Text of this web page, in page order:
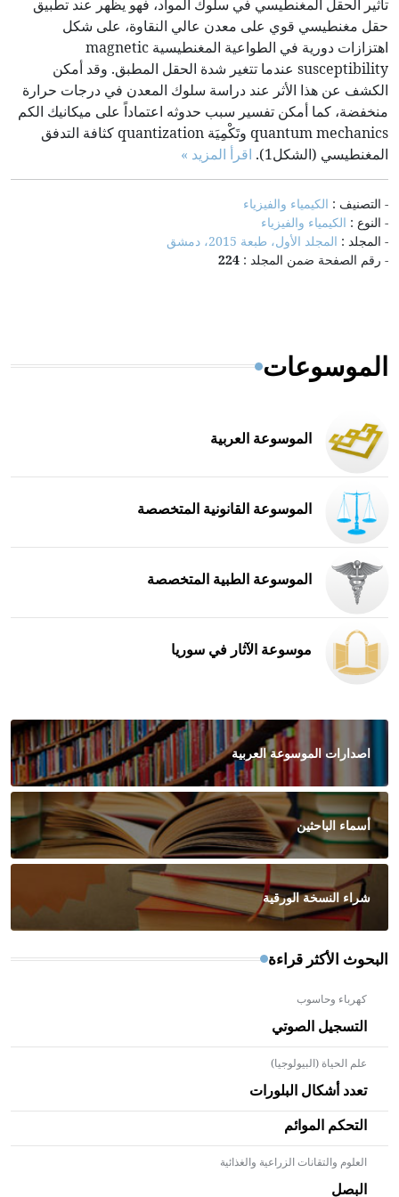
تأثير الحقل المغنطيسي في سلوك المواد، فهو يظهر عند تطبيق
حقل مغنطيسي قوي على معدن عالي النقاوة، على شكل
اهتزازات دورية في الطواعية المغنطيسية magnetic
susceptibility عندما تتغير شدة الحقل المطبق. وقد أمكن
الكشف عن هذا الأثر عند دراسة سلوك المعدن في درجات حرارة
منخفضة، كما أمكن تفسير سبب حدوثه اعتماداً على ميكانيك الكم
quantum mechanics وتَكْمِيَة quantization كثافة التدفق
المغنطيسي (الشكل1).
اقرأ المزيد »
- التصنيف : الكيمياء والفيزياء
- النوع : الكيمياء والفيزياء
- المجلد : المجلد الأول، طبعة 2015، دمشق
- رقم الصفحة ضمن المجلد : 224
الموسوعات
الموسوعة العربية
الموسوعة القانونية المتخصصة
الموسوعة الطبية المتخصصة
موسوعة الآثار في سوريا
اصدارات الموسوعة العربية
أسماء الباحثين
شراء النسخة الورقية
البحوث الأكثر قراءة
كهرباء وحاسوب
التسجيل الصوتي
علم الحياة (البيولوجيا)
تعدد أشكال البلورات
التحكم الموائم
العلوم والتقانات الزراعية والغذائية
البصل
- هل تعلم أن الأبلق نوع من الفنون الهندسية التي ارتبطت
بالعمارة الإسلامية في بلاد الشام ومصر خاصة، حيث يحرص